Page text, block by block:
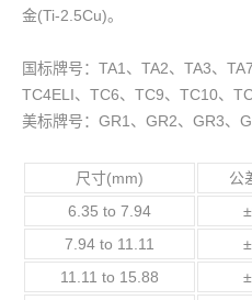
金(Ti-2.5Cu)。
国标牌号：TA1、TA2、TA3、
TC4ELI、TC6、TC9、TC10、
美标牌号：GR1、GR2、GR3、
尺寸(mm) 公
6.35 to 7.94
7.94 to 11.11
11.11 to 15.88